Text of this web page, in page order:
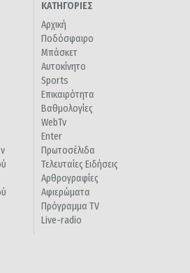
ΚΑΤΗΓΟΡΙΕΣ
Αρχική
Ποδόσφαιρο
Μπάσκετ
Αυτοκίνητο
Sports
Επικαιρότητα
Βαθμολογίες
WebTv
Enter
Πρωτοσέλιδα
Τελευταίες Ειδήσεις
Αρθρογραφίες
Αφιερώματα
Πρόγραμμα TV
Live-radio